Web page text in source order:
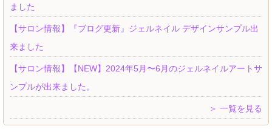
ました
【サロン情報】『ブログ更新』ジェルネイル デザインサンプル出
来ました
【サロン情報】【NEW】2024年5月〜6月のジェルネイルアートサ
ンプルが出来ました。
＞ 一覧を見る